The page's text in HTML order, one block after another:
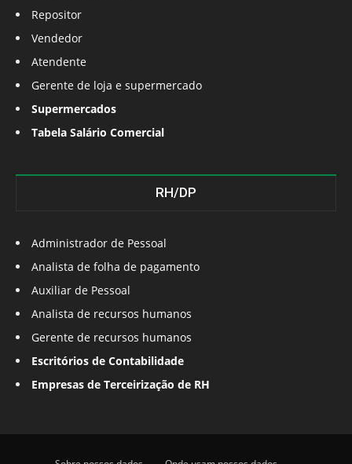
Repositor
Vendedor
Atendente
Gerente de loja e supermercado
Supermercados
Tabela Salário Comercial
RH/DP
Administrador de Pessoal
Analista de folha de pagamento
Auxiliar de Pessoal
Analista de recursos humanos
Gerente de recursos humanos
Escritórios de Contabilidade
Empresas de Terceirização de RH